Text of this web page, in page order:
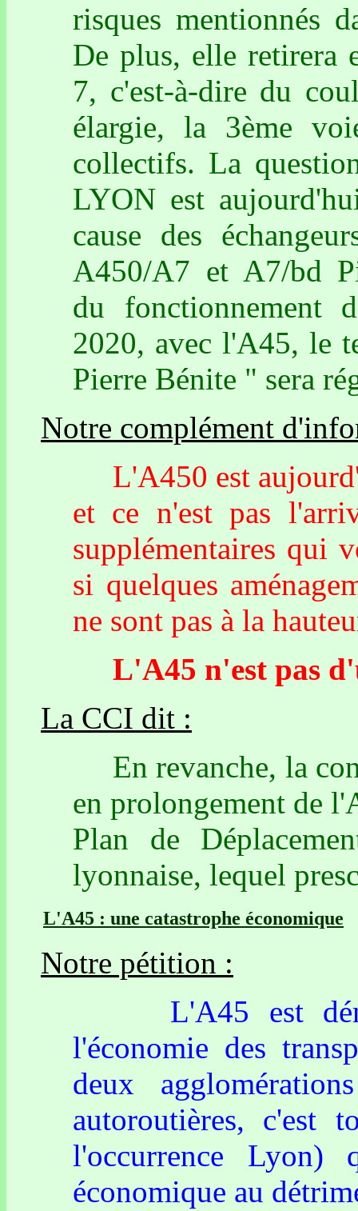
risques mentionnés
De plus, elle retirera
7, c'est-à-dire du
élargie, la 3ème
collectifs. La
LYON est
cause des
A450/A7 et A7/bd
du fonctionnement
2020, avec l'A45, le
Pierre Bénite " sera
Notre complément
L'A450 est
et ce n'est pas
supplémentaires qui
si quelques
ne sont pas à la
L'A45 n'est pas
La CCI dit :
En revanche, la
en prolongement de
Plan de
lyonnaise, lequel
L'A45 : une catastrophe économique
Notre pétition :
L'A45 est
l'économie des
deux
autoroutières, c'est
l'occurrence
économique au